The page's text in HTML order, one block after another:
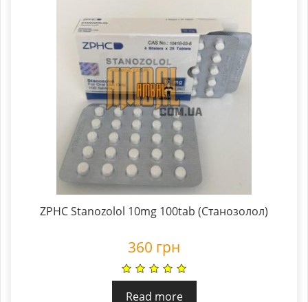
ZPHC Stanozolol 10mg 100tab (Станозолол)
360 грн
Read more